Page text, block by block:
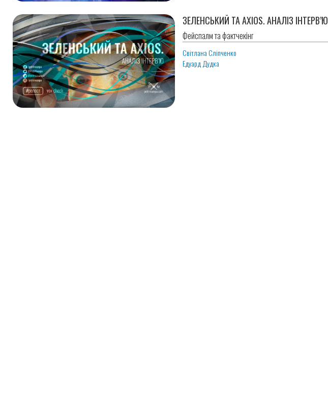
ЗЕЛЕНСЬКИЙ ТА AXIOS. АНАЛІЗ ІНТЕРВ’Ю
Фейспалм та фактчекінг
Світлана Сліпченко
Едуард Дудка